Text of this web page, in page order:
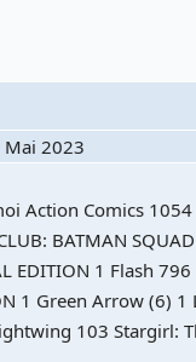
Mai 2023
Action Comics
BATMAN
EDITION 1 Flash
1 Green Arrow (6) 1
103 Stargirl: